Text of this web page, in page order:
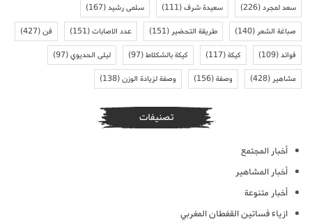
سعد لمجرد(226) سعيدة شرف(111) سلمى رشيد(167)
صباغة الشعر(140) طريقة التحضير(151) عدد الاصابات(151) فن(427)
فوائد(109) كيكة(117) كيكة بالشكلاط(97) ليلى الحديوي(97)
مشاهير(428) وصفة(156) وصفة لزيادة الوزن(138)
تصنيفات
أخبار المجتمع
أخبار المشاهير
أخبار متنوعة
ازياء فساتين القفطان المغربي